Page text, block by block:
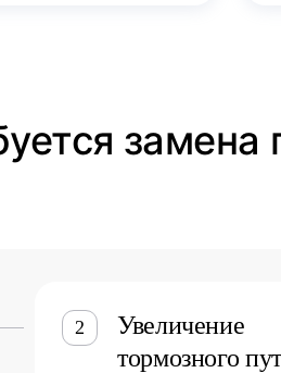
2
Увеличение
тормозного